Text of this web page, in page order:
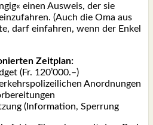
einen Aus­weis, der sie
(Auch die Oma aus
darf ein­fah­ren, wenn der Enkel
Zeit­plan:
(Fr. 120’000.–)
Anord­nun­gen
(Infor­ma­ti­on, Sper­rung